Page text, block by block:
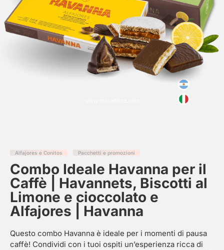
Alfajores e Conitos Pacchetti e promozioni
Combo Ideale Havanna per il
Caffè | Havannets, Biscotti al
Limone e cioccolato e
Alfajores | Havanna
Questo combo Havanna è ideale per i momenti di pausa
caffè! Condividi con i tuoi ospiti un’esperienza ricca di